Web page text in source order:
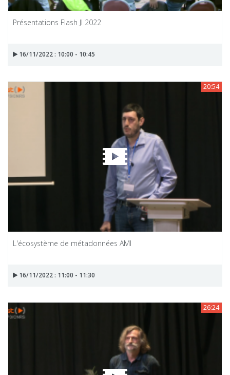
Présentations Flash JI 2022
16/11/2022 : 10:00 - 10:45
20:54
L'écosystème de métadonnées AMI
16/11/2022 : 11:00 - 11:30
26:24